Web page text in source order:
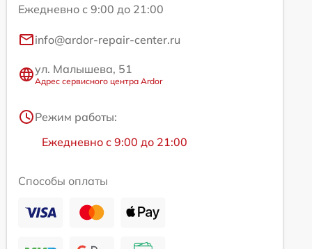
Ежедневно с 9:00 до 21:00
info@ardor-repair-center.ru
ул. Малышева, 51
Адрес сервисного центра Ardor
Режим работы:
Ежедневно с 9:00 до 21:00
Способы оплаты